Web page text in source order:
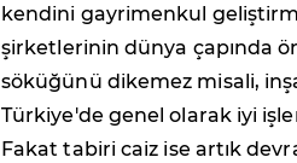
kendini gayrimenkul
şirketlerinin dünya çapında
söküğünü dikemez misali,
Türkiye'de genel olarak iyi
Fakat tabiri caiz ise artık